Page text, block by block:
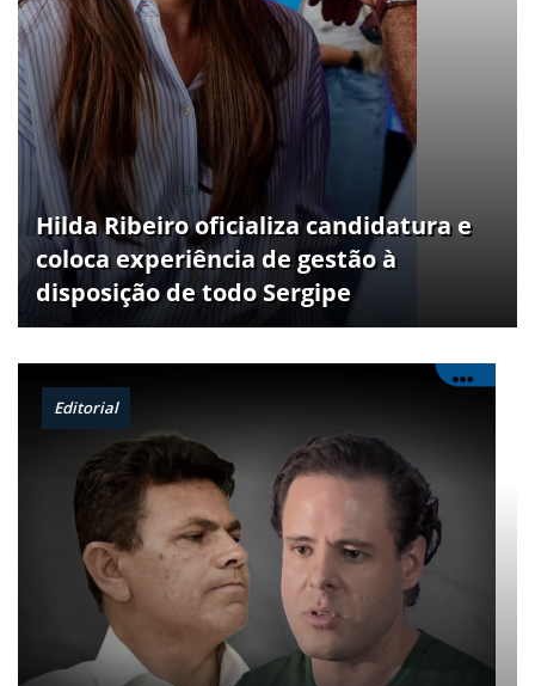
Hilda Ribeiro oficializa candidatura e
coloca experiência de gestão à
disposição de todo Sergipe
Editorial